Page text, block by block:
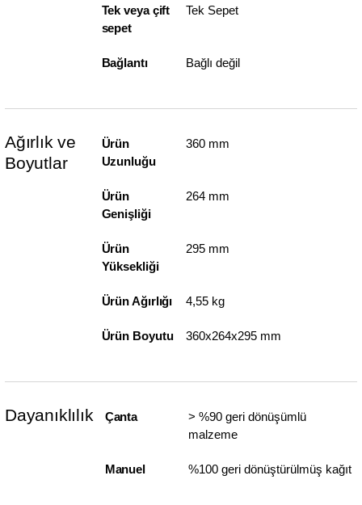
Tek veya çift
sepet
Tek Sepet
Bağlantı Bağlı değil
Ağırlık ve
Boyutlar
Ürün
Uzunluğu
360 mm
Ürün
Genişliği
264 mm
Ürün
Yüksekliği
295 mm
Ürün Ağırlığı 4,55 kg
Ürün Boyutu 360x264x295 mm
Dayanıklılık Çanta
> %90 geri dönüşümlü
malzeme
Manuel %100 geri dönüştürülmüş kağıt